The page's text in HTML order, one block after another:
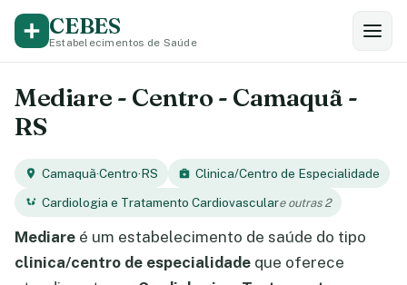
CEBES
Estabelecimentos de Saúde
Mediare - Centro - Camaquã -
RS
Camaquã·Centro·RS
Clinica/Centro de Especialidade
Cardiologia e Tratamento Cardiovasculare outras 2
Mediare é um estabelecimento de saúde do tipo
clinica/centro de especialidade que oferece